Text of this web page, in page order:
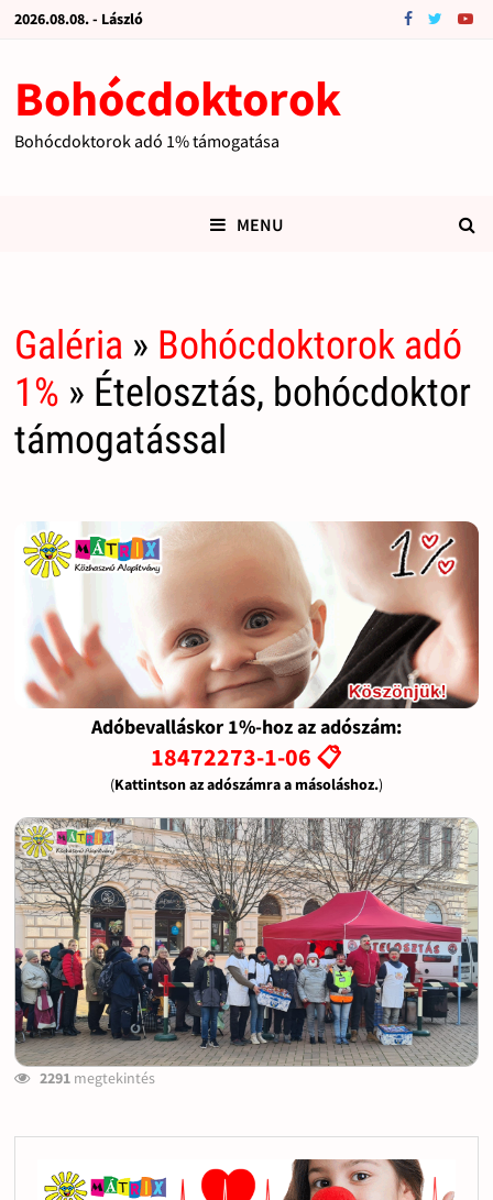
2026.08.08. - László
Bohócdoktorok
Bohócdoktorok adó 1% támogatása
MENU
Galéria » Bohócdoktorok adó
1% » Ételosztás, bohócdoktor
támogatással
Adóbevalláskor 1%-hoz az adószám:
18472273-1-06 📋
(Kattintson az adószámra a másoláshoz.)
2291megtekintés